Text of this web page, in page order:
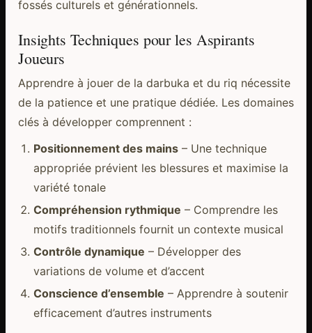
fossés culturels et générationnels.
Insights Techniques pour les Aspirants
Joueurs
Apprendre à jouer de la darbuka et du riq nécessite
de la patience et une pratique dédiée. Les domaines
clés à développer comprennent :
Positionnement des mains– Une technique
appropriée prévient les blessures et maximise la
variété tonale
Compréhension rythmique – Comprendre les
motifs traditionnels fournit un contexte musical
Contrôle dynamique – Développer des
variations de volume et d’accent
Conscience d’ensemble – Apprendre à soutenir
efficacement d’autres instruments